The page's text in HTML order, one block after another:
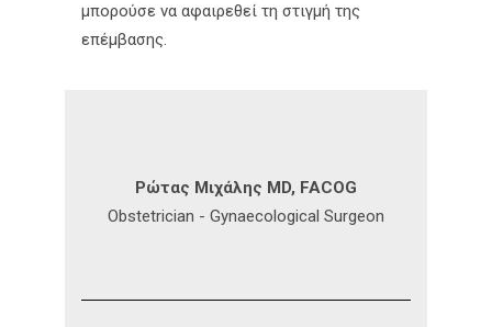
μπορούσε να αφαιρεθεί τη στιγμή της
επέμβασης.
Ρώτας Μιχάλης MD, FACOG
Obstetrician - Gynaecological Surgeon